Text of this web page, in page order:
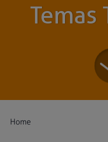
S.I.N.
Temas
Home